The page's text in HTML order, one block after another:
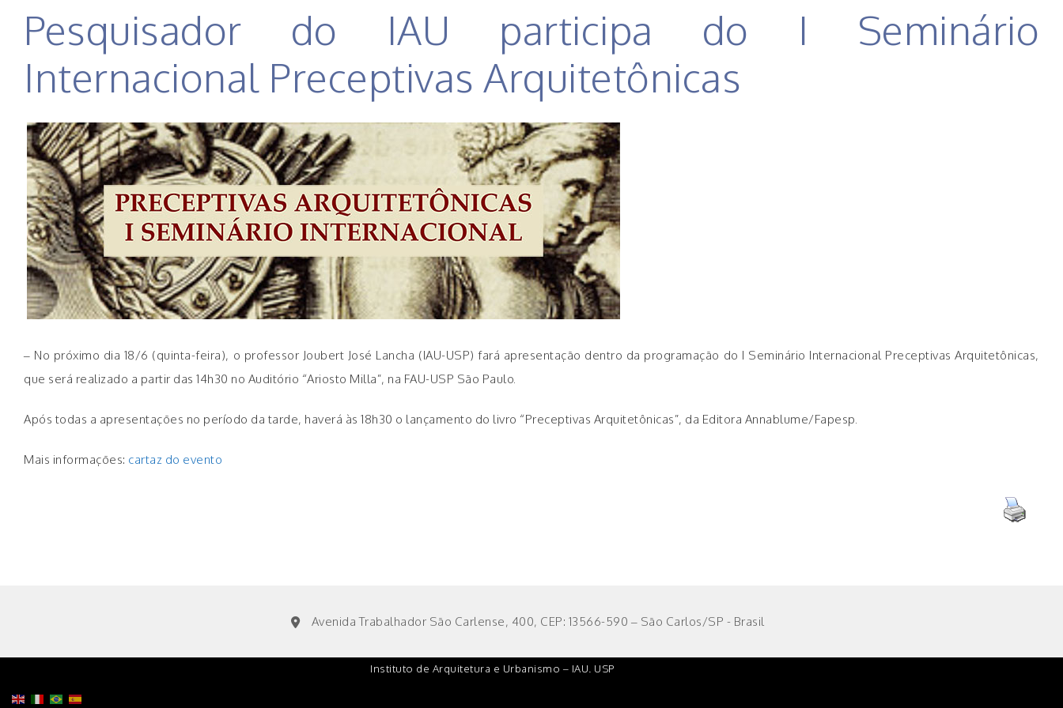
Pesquisador do IAU participa do I Seminário
Internacional Preceptivas Arquitetônicas
– No próximo dia 18/6 (quinta-feira), o professor Joubert José Lancha (IAU-USP) fará apresentação dentro da programação do I Seminário Internacional Preceptivas Arquitetônicas,
que será realizado a partir das 14h30 no Auditório “Ariosto Milla”, na FAU-USP São Paulo.
Após todas a apresentações no período da tarde, haverá às 18h30 o lançamento do livro “Preceptivas Arquitetônicas”, da Editora Annablume/Fapesp.
Mais informações: cartaz do evento
Avenida Trabalhador São Carlense, 400, CEP: 13566-590 – São Carlos/SP - Brasil
Instituto de Arquitetura e Urbanismo – IAU. USP